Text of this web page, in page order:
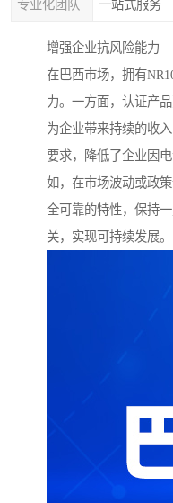
专业化团队 一站式服务
增强企业抗风险能力
在巴西市场，拥有
力。一方面，认证产
为企业带来持续的收
要求，降低了企业因
如，在市场波动或政
全可靠的特性，保持
关，实现可持续发展。